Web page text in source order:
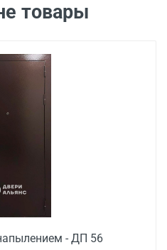
45 руб./км
200 руб./этаж
товары
- ДП 56